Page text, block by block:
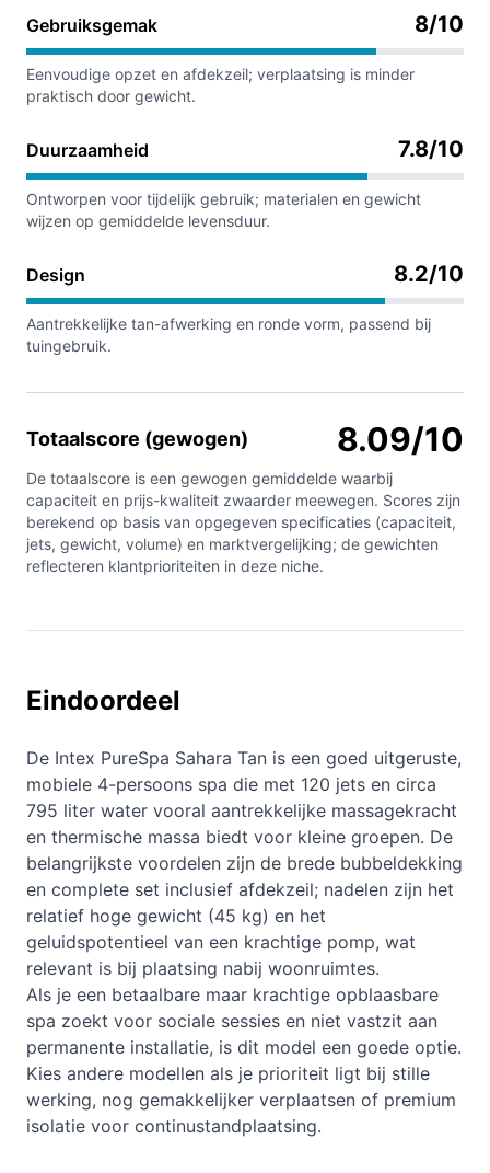
Gebruiksgemak 8/10
Eenvoudige opzet en afdekzeil; verplaatsing is minder
praktisch door gewicht.
Duurzaamheid 7.8/10
Ontworpen voor tijdelijk gebruik; materialen en gewicht
wijzen op gemiddelde levensduur.
Design 8.2/10
Aantrekkelijke tan-afwerking en ronde vorm, passend bij
tuingebruik.
Totaalscore (gewogen) 8.09/10
De totaalscore is een gewogen gemiddelde waarbij
capaciteit en prijs-kwaliteit zwaarder meewegen. Scores zijn
berekend op basis van opgegeven specificaties (capaciteit,
jets, gewicht, volume) en marktvergelijking; de gewichten
reflecteren klantprioriteiten in deze niche.
Eindoordeel
De Intex PureSpa Sahara Tan is een goed uitgeruste,
mobiele 4-persoons spa die met 120 jets en circa
795 liter water vooral aantrekkelijke massagekracht
en thermische massa biedt voor kleine groepen. De
belangrijkste voordelen zijn de brede bubbeldekking
en complete set inclusief afdekzeil; nadelen zijn het
relatief hoge gewicht (45 kg) en het
geluidspotentieel van een krachtige pomp, wat
relevant is bij plaatsing nabij woonruimtes.
Als je een betaalbare maar krachtige opblaasbare
spa zoekt voor sociale sessies en niet vastzit aan
permanente installatie, is dit model een goede optie.
Kies andere modellen als je prioriteit ligt bij stille
werking, nog gemakkelijker verplaatsen of premium
isolatie voor continustandplaatsing.